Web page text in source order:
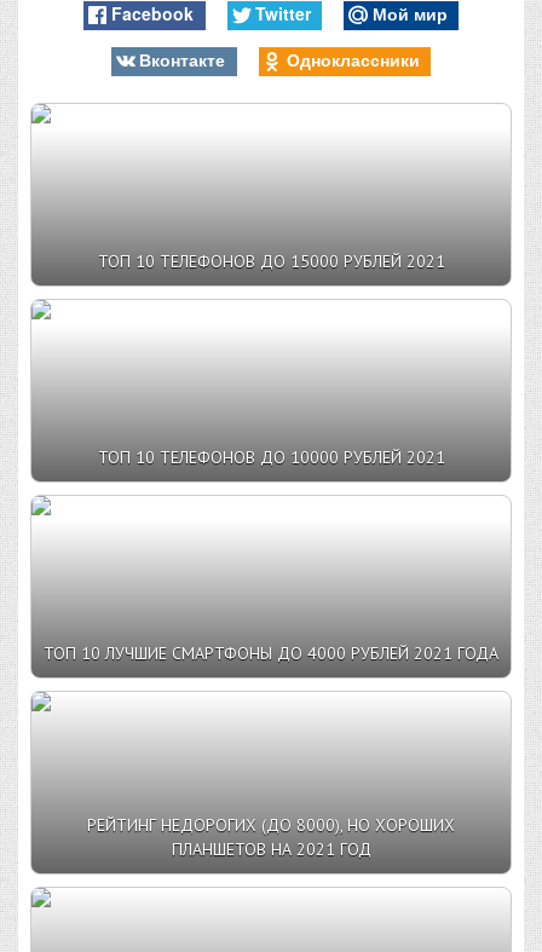
Facebook Twitter
Мой мир
Вконтакте
Одноклассники
ТОП 10 ТЕЛЕФОНОВ ДО 15000 РУБЛЕЙ 2021
ТОП 10 ТЕЛЕФОНОВ ДО 10000 РУБЛЕЙ 2021
ТОП 10 ЛУЧШИЕ СМАРТФОНЫ ДО 4000 РУБЛЕЙ 2021 ГОДА
РЕЙТИНГ НЕДОРОГИХ (ДО 8000), НО ХОРОШИХ
ПЛАНШЕТОВ НА 2021 ГОД